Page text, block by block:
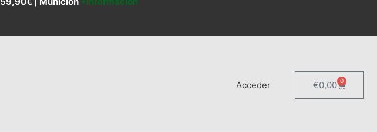
Acceder €0,00 0
Carrito